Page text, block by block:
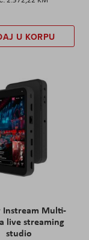
U KORPU
Instream Multi-
live streaming
studio